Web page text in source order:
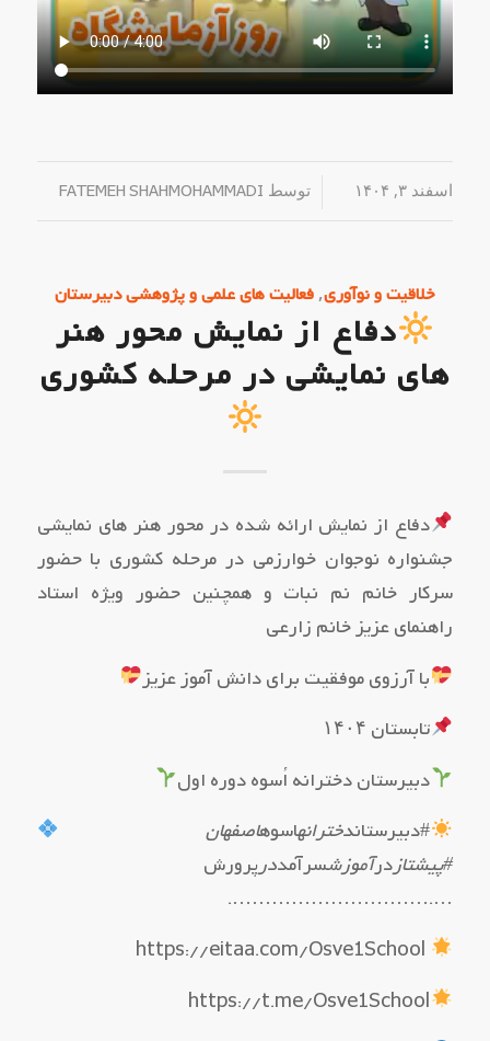
اسفند ۳, ۱۴۰۴ / توسط FATEMEH SHAHMOHAMMADI
خلاقیت و نوآوری, فعالیت های علمی و پژوهشی دبیرستان
دفاع از نمایش محور هنر
های نمایشی در مرحله کشوری
دفاع از نمایش ارائه شده در محور هنر های نمایشی
جشنواره نوجوان خوارزمی در مرحله کشوری با حضور
سرکار خانم نم نبات و همچنین حضور ویژه استاد
راهنمای عزیز خانم زارعی
با آرزوی موفقیت برای دانش آموز عزیز
تابستان ۱۴۰۴
دبیرستان دخترانه اُسوه دوره اول
#دبیرستاندخترانهاسوهاصفهان
#پیشتازدرآموزشسرآمددرپرورش
….………………………….
https://t.me/Osve1School